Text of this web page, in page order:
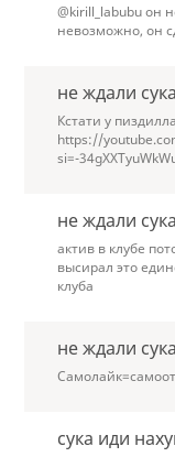
@kirill_labubu он
невозможно, он
не ждали
Кстати у
https://
si=-
не ждали
актив в клубе
высирал это
клуба
не ждали
сука иди